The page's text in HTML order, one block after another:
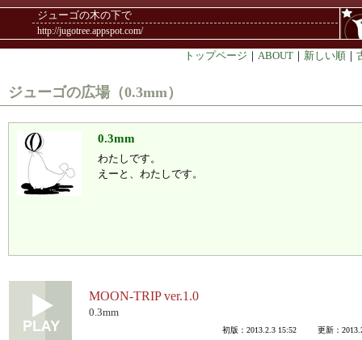
ジューゴの木の下で
http://jugotree.appspot.com/
トップページ ｜ ABOUT ｜ 新しい順 ｜
ジューゴの広場（0.3mm）
0.3mm
わたしです。
えーと、わたしです。
MOON-TRIP ver.1.0
0.3mm
初版：2013.2.3 15:52 更新：